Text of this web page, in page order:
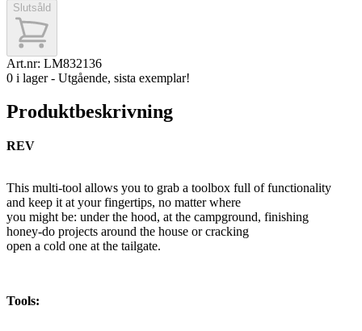
Slutsåld
Art.nr: LM832136
0 i lager - Utgående, sista exemplar!
Produktbeskrivning
REV
This multi-tool allows you to grab a toolbox full of functionality
and keep it at your fingertips, no matter where
you might be: under the hood, at the campground, finishing
honey-do projects around the house or cracking
open a cold one at the tailgate.
Tools: